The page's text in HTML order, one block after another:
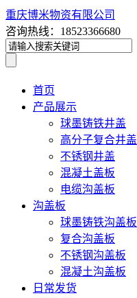
重庆博米物资有限公司
咨询热线：18523366680
首页
产品展示
球墨铸铁井盖
高分子复合井盖
不锈钢井盖
混凝土盖板
电缆沟盖板
沟盖板
球墨铸铁沟盖板
复合沟盖板
不锈钢沟盖板
混凝土沟盖板
日常发货